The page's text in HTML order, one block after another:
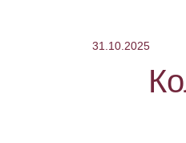
31.10.2025